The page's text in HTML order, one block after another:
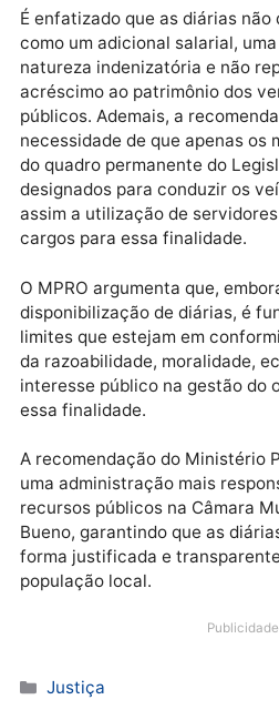
tais pagamentos não sejam
que tenham como único
documentos em outros
viabilidade de utilizar meios
envio por e-mail ou
É enfatizado que as diárias
como um adicional salarial,
natureza indenizatória e não
públicos. Ademais, a
necessidade de que
do quadro permanente do
designados para conduzir
assim a utilização de
cargos para essa finalidade.
O MPRO argumenta que,
disponibilização de diárias,
limites que estejam em
da razoabilidade,
interesse público na gestão
uma administração mais